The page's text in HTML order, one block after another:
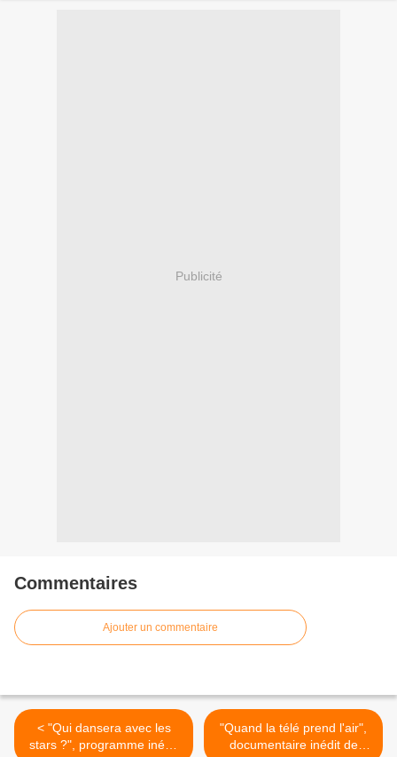
Publicité
Commentaires
Ajouter un commentaire
< "Qui dansera avec les
stars ?", programme inédit
"Quand la télé prend l'air",
documentaire inédit de